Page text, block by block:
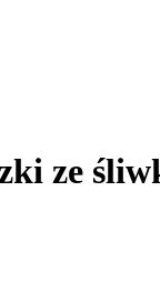
ze